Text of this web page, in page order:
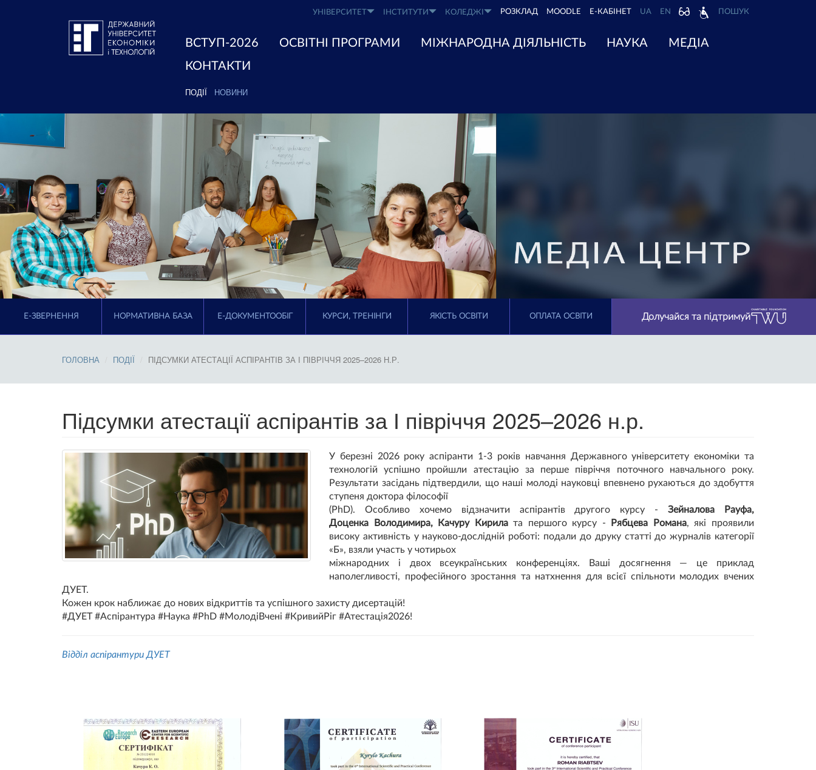
УНІВЕРСИТЕТ ІНСТИТУТИ КОЛЕДЖІ РОЗКЛАД MOODLE Е-КАБІНЕТ UA EN ПОШУК
ВСТУП-2026 ОСВІТНІ ПРОГРАМИ МІЖНАРОДНА ДІЯЛЬНІСТЬ НАУКА
МЕДІА
КОНТАКТИ
ПОДІЇ НОВИНИ
E-ЗВЕРНЕННЯ НОРМАТИВНА БАЗА Е-ДОКУМЕНТООБІГ КУРСИ, ТРЕНІНГИ ЯКІСТЬ ОСВІТИ ОПЛАТА ОСВІТИ Долучайся та підтримуй
ГОЛОВНА ПОДІЇ ПІДСУМКИ АТЕСТАЦІЇ АСПІРАНТІВ ЗА І ПІВРІЧЧЯ 2025–2026 Н.Р.
Підсумки атестації аспірантів за І півріччя 2025–2026 н.р.
У березні 2026 року аспіранти 1-3 років навчання Державного університету економіки та
технологій успішно пройшли атестацію за перше півріччя поточного навчального року.
Результати засідань підтвердили, що наші молоді науковці впевнено рухаються до здобуття
ступеня доктора філософії
(PhD). Особливо хочемо відзначити аспірантів другого курсу -Зейналова Рауфа,
Доценка Володимира, Качуру Кирилата першого курсу - Рябцева Романа, які проявили
високу активність у науково-дослідній роботі: подали до друку статті до журналів категорії
«Б», взяли участь у чотирьох
міжнародних і двох всеукраїнських конференціях. Ваші досягнення — це приклад
наполегливості, професійного зростання та натхнення для всієї спільноти молодих вчених
ДУЕТ.
Кожен крок наближає до нових відкриттів та успішного захисту дисертацій!
#ДУЕТ #Аспірантура #Наука #PhD #МолодіВчені #КривийРіг #Атестація2026!
Відділ аспірантури ДУЕТ